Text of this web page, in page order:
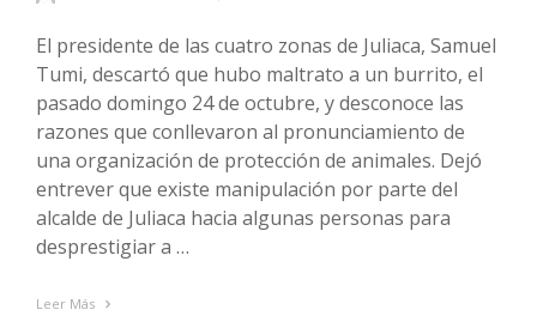
El presidente de las cuatro zonas de Juliaca, Samuel
Tumi, descartó que hubo maltrato a un burrito, el
pasado domingo 24 de octubre, y desconoce las
razones que conllevaron al pronunciamiento de
una organización de protección de animales. Dejó
entrever que existe manipulación por parte del
alcalde de Juliaca hacia algunas personas para
desprestigiar a …
Leer Más